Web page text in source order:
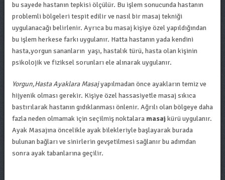
bu sayede hastanın tepkisi ölçülür. Bu işlem sonucunda hastanın
problemli bölgeleri tespit edilir ve nasıl bir masaj tekniği
uygulanacağı belirlenir. Ayrıca bu masaj kişiye özel yapıldığından
bu işlem herkese farkı uygulanır. Hatta hastanın yada kendini
hasta,yorgun sananların yaşı, hastalık türü, hasta olan kişinin
psikolojik ve fiziksel sorunları ele alınarak uygulanır.
Yorgun,Hasta Ayaklara Masajyapılmadan önce ayakların temiz ve
hijyenik olması gerekir. Kişiye özel hassasiyetle masaj sıkıca
bastırılarak hastanın gıdıklanması önlenir. Ağrılı olan bölgeye daha
fazla neden olmamak için seçilmiş noktalara masajkürü uygulanır.
Ayak Masajına öncelikle ayak bilekleriyle başlayarak burada
bulunan bağları ve sinirlerin gevşetilmesi sağlanır bu adımdan
sonra ayak tabanlarına geçilir.